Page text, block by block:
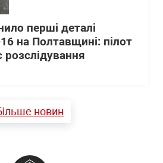
перші деталі
на Полтавщині: пілот
новин